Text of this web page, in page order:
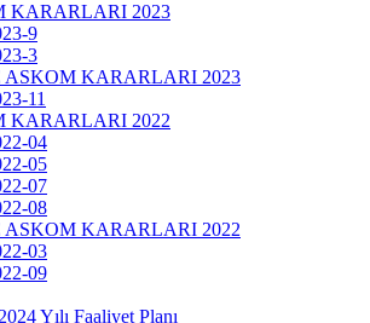
KARARLARI 2023
9
3
ASKOM KARARLARI 2023
11
KARARLARI 2022
04
05
07
08
ASKOM KARARLARI 2022
03
09
Yılı Faaliyet Planı